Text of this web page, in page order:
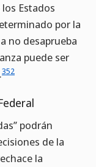
Estados
por la
no desaprueba
puede ser
352
podrán
de la
la